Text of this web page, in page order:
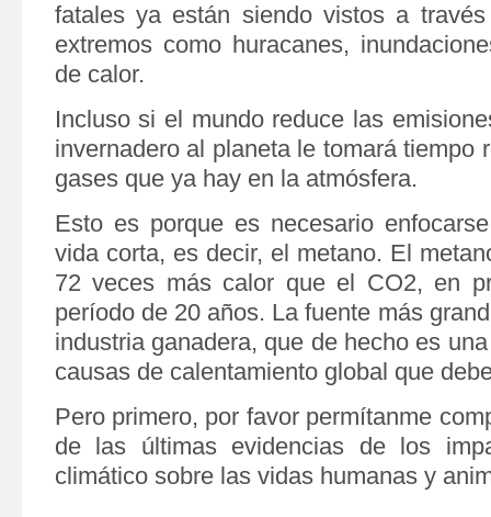
fatales ya están siendo vistos a
extremos como huracanes,
de calor.
Incluso si el mundo reduce las
invernadero al planeta le tomará tiempo
gases que ya hay en la atmósfera.
Esto es porque es necesario
vida corta, es decir, el metano. El
72 veces más calor que el CO2, en
período de 20 años. La fuente más
industria ganadera, que de hecho es
causas de calentamiento global que
Pero primero, por favor permítanme
de las últimas evidencias de los
climático sobre las vidas humanas y